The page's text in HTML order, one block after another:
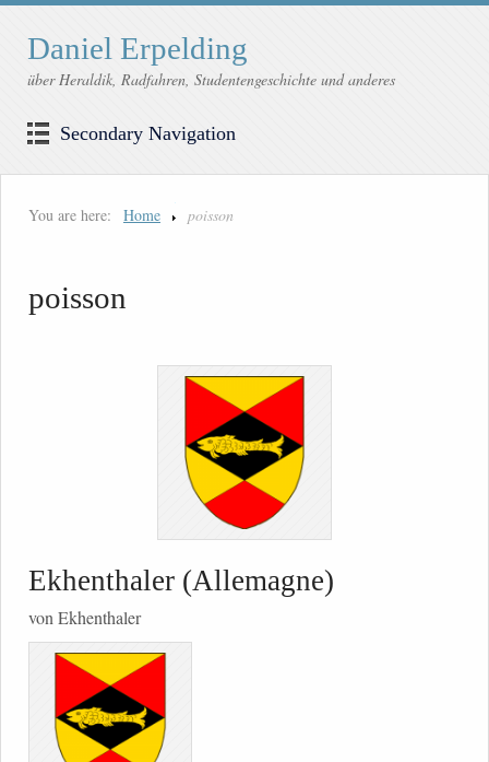
Daniel Erpelding
über Heraldik, Radfahren, Studentengeschichte und anderes
Secondary Navigation
You are here: Home poisson
poisson
Ekhenthaler (Allemagne)
von Ekhenthaler